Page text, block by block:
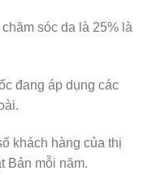
sóc da là 25% là
đang áp dụng các
khách hàng của thị
Bản mỗi năm.